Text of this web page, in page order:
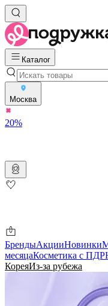
Каталог
Москва
20%
БрендыАкцииНовинки
месяцаКосметика с
КореяИз-за рубежа